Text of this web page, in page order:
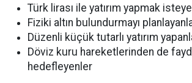
Türk lirası ile yatırım yapmak
Fiziki altın bulundurmayı
Düzenli küçük tutarlı yatırım
Döviz kuru hareketlerinden de
hedefleyenler